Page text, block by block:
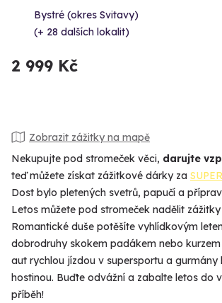
Bystré (okres Svitavy)
(+ 28 dalších lokalit)
2 999 Kč
Zobrazit zážitky na mapě
Nekupujte pod stromeček věci, darujte
teď můžete získat zážitkové dárky za
Dost bylo pletených svetrů, papučí a
Letos můžete pod stromeček nadělit
Romantické duše potěšíte vyhlídkovým
dobrodruhy skokem padákem nebo
aut rychlou jízdou v supersportu a gurmány
hostinou. Buďte odvážní a zabalte letos do
příběh!